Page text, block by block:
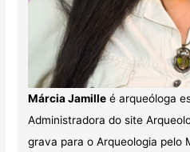
Márcia Jamilleé arqueóloga
Administradora do site
grava para o Arqueologia pelo